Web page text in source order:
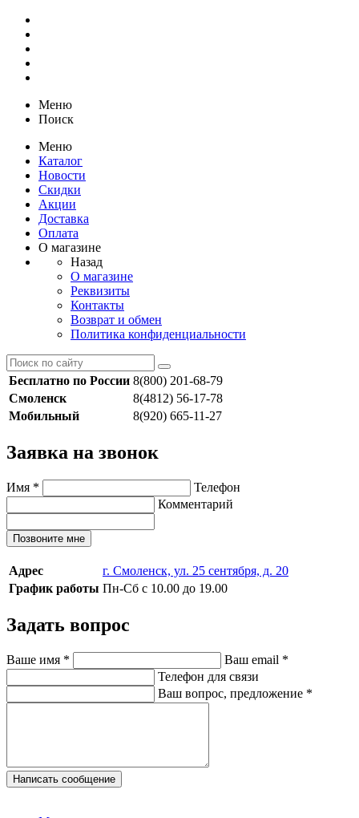
Меню
Поиск
Меню
Каталог
Новости
Скидки
Акции
Доставка
Оплата
О магазине
Назад
О магазине
Реквизиты
Контакты
Возврат и обмен
Политика конфиденциальности
Бесплатно по России 8(800) 201-68-79
Смоленск
8(4812) 56-17-78
Мобильный
8(920) 665-11-27
Заявка на звонок
Имя *
Телефон
Комментарий
Позвоните мне
Адрес
г. Смоленск, ул. 25 сентября, д. 20
График работы Пн-Сб с 10.00 до 19.00
Задать вопрос
Ваше имя * Ваш email *
Телефон для связи
Ваш вопрос, предложение *
Написать сообщение